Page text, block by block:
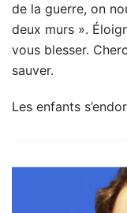
de la guerre, on
deux murs ».
vous blesser.
sauver.
Les enfants